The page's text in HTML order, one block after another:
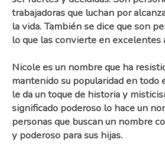
trabajadoras que luchan por
la vida. También se dice que son
lo que las convierte en excelentes
Nicole es un nombre que ha
mantenido su popularidad en todo
le da un toque de historia y
significado poderoso lo hace un
personas que buscan un nombre
y poderoso para sus hijas.